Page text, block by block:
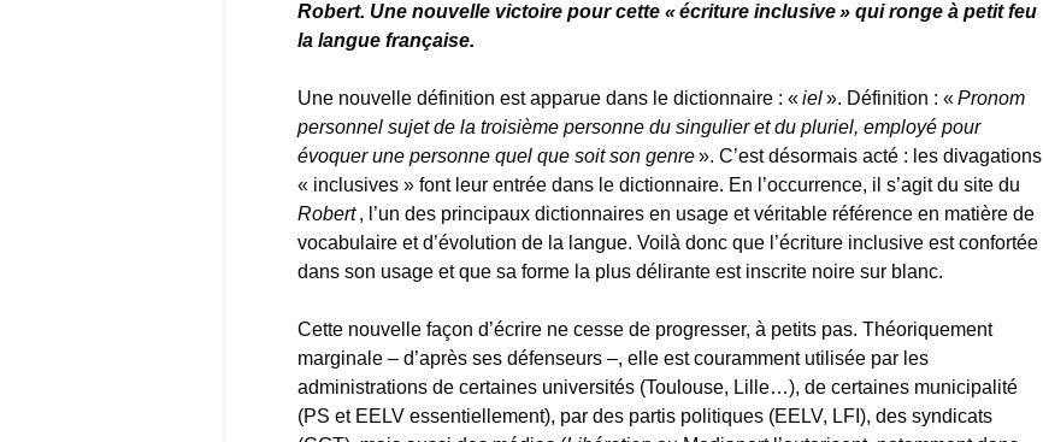
Robert. Une nouvelle victoire pour cette « écriture inclusive » qui ronge à petit feu
la langue française.
Une nouvelle définition est apparue dans le dictionnaire : «iel». Définition : «Pronom
personnel sujet de la troisième personne du singulier et du pluriel, employé pour
évoquer une personne quel que soit son genre». C’est désormais acté : les divagations
« inclusives » font leur entrée dans le dictionnaire. En l’occurrence, il s’agit du site du
Robert, l’un des principaux dictionnaires en usage et véritable référence en matière de
vocabulaire et d’évolution de la langue. Voilà donc que l’écriture inclusive est confortée
dans son usage et que sa forme la plus délirante est inscrite noire sur blanc.
Cette nouvelle façon d’écrire ne cesse de progresser, à petits pas. Théoriquement
marginale – d’après ses défenseurs –, elle est couramment utilisée par les
administrations de certaines universités (Toulouse, Lille…), de certaines municipalité
(PS et EELV essentiellement), par des partis politiques (EELV, LFI), des syndicats